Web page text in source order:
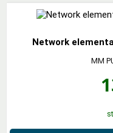
Network
MM